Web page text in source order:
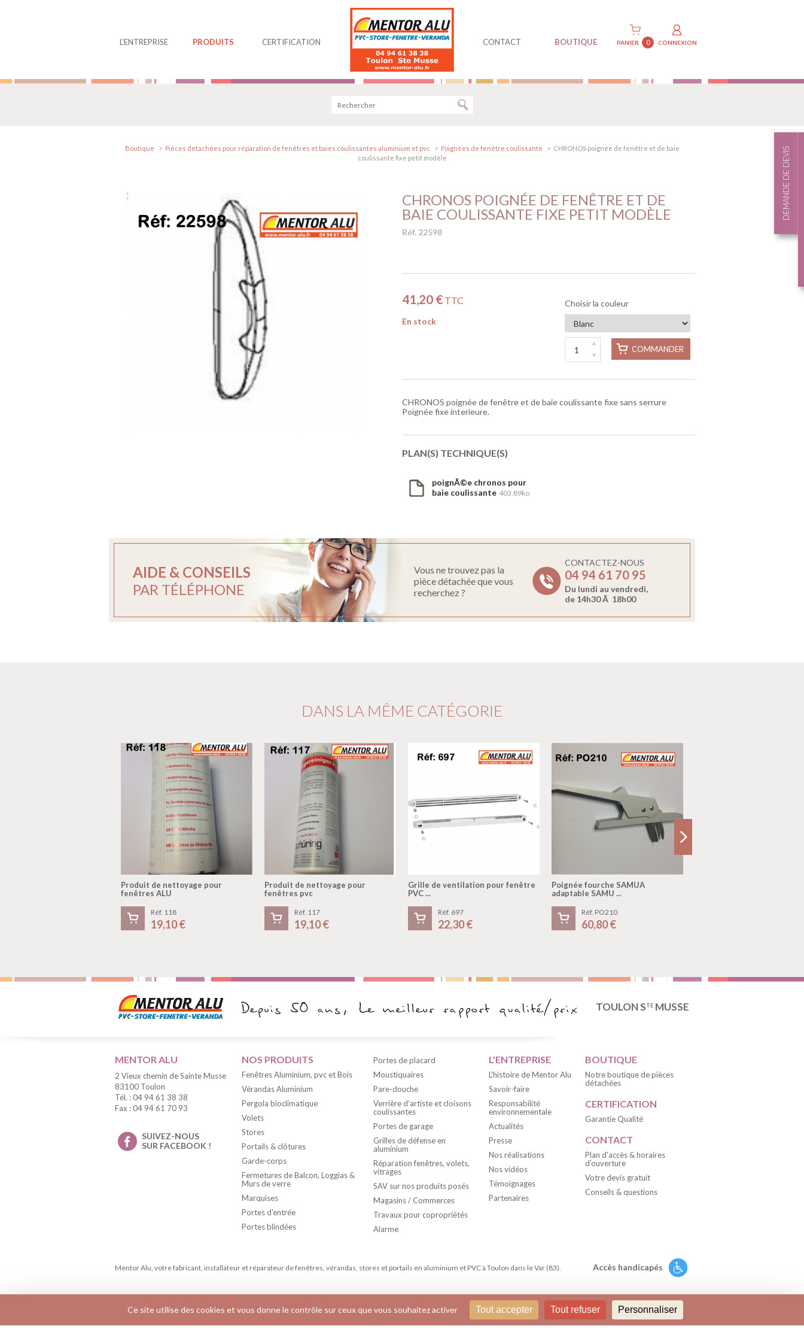
L'ENTREPRISE PRODUITS CERTIFICATION CONTACT BOUTIQUE PANIER 0 CONNEXION
Boutique Pièces détachées pour réparation de fenêtres et baies coulissantes aluminium et pvc Poignées de fenêtre coulissante
CHRONOS poignée de fenêtre et de baie
coulissante fixe petit modèle
CHRONOS POIGNÉE DE FENÊTRE ET DE
BAIE COULISSANTE FIXE PETIT MODÈLE
Réf. 22598
41,20 € TTC
En stock
Choisir la couleur
COMMANDER
CHRONOS poignée de fenêtre et de baie coulissante fixe sans serrure
Poignée fixe interieure.
PLAN(S) TECHNIQUE(S)
poignÃ©e chronos pour
baie coulissante 403.89ko
AIDE & CONSEILS
PAR TÉLÉPHONE
Vous ne trouvez pas la
pièce détachée que vous
recherchez ?
CONTACTEZ-NOUS
04 94 61 70 95
Du lundi au vendredi,
de 14h30 Ã 18h00
DANS LA MÊME CATÉGORIE
Produit de nettoyage pour
fenêtres ALU
Réf. 118
19,10 €
Produit de nettoyage pour
fenêtres pvc
Réf. 117
19,10 €
Grille de ventilation pour fenêtre
PVC ...
Réf. 697
22,30 €
Poignée fourche SAMUA
adaptable SAMU ...
Réf. PO210
60,80 €
TOULON S TE MUSSE
MENTOR ALU
2 Vieux chemin de Sainte Musse
83100 Toulon
Tél. : 04 94 61 38 38
Fax : 04 94 61 70 93
SUIVEZ-NOUS
SUR FACEBOOK !
NOS PRODUITS
Fenêtres Aluminium, pvc et Bois
Vérandas Aluminium
Pergola bioclimatique
Volets
Stores
Portails & clôtures
Garde-corps
Fermetures de Balcon, Loggias &
Murs de verre
Marquises
Portes d'entrée
Portes blindées
Portes de placard
Moustiquaires
Pare-douche
Verrière d'artiste et cloisons
coulissantes
Portes de garage
Grilles de défense en
aluminium
Réparation fenêtres, volets,
vitrages
SAV sur nos produits posés
Magasins / Commerces
Travaux pour copropriétés
Alarme
L'ENTREPRISE
L'histoire de Mentor Alu
Savoir-faire
Responsabilité
environnementale
Actualités
Presse
Nos réalisations
Nos vidéos
Témoignages
Partenaires
BOUTIQUE
Notre boutique de pièces
détachées
CERTIFICATION
Garantie Qualité
CONTACT
Plan d'accès & horaires
d'ouverture
Votre devis gratuit
Conseils & questions
Mentor Alu, votre fabricant, installateur et réparateur de fenêtres, vérandas, stores et portails en aluminium et PVC à Toulon dans le Var (83). Accès handicapés
Conditions générales de vente Mentions légales
DEMANDE DE DEVIS
Ce site utilise des cookies et vous donne le contrôle sur ceux que vous souhaitez activer Tout accepter Tout refuser Personnaliser